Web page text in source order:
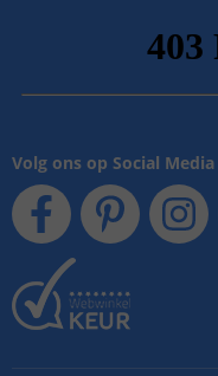
Volg ons op Social Media